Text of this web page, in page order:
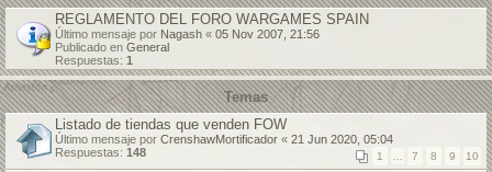
REGLAMENTO DEL FORO WARGAMES SPAIN
Último mensaje por Nagash « 05 Nov 2007, 21:56
Publicado en General
Respuestas: 1
Temas
Listado de tiendas que venden FOW
Último mensaje por CrenshawMortificador « 21 Jun 2020, 05:04
Respuestas: 148 1 7 8 9 10